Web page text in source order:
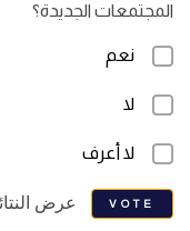
المجتمعات الجديدة؟
نعم
لا
لا أعرف
VOTE عرض